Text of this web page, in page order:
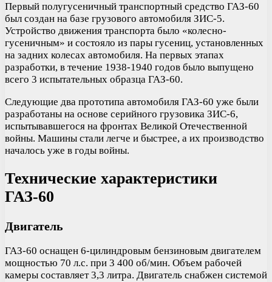
Первый полугусеничный транспортный средство ГАЗ-60
был создан на базе грузового автомобиля ЗИС-5.
Устройство движения транспорта было «колесно-
гусеничным» и состояло из пары гусениц, установленных
на задних колесах автомобиля. На первых этапах
разработки, в течение 1938-1940 годов было выпущено
всего 3 испытательных образца ГАЗ-60.
Следующие два прототипа автомобиля ГАЗ-60 уже были
разработаны на основе серийного грузовика ЗИС-6,
испытывавшегося на фронтах Великой Отечественной
войны. Машины стали легче и быстрее, а их производство
началось уже в годы войны.
Технические характеристики
ГАЗ-60
Двигатель
ГАЗ-60 оснащен 6-цилиндровым бензиновым двигателем
мощностью 70 л.с. при 3 400 об/мин. Объем рабочей
камеры составляет 3,3 литра. Двигатель снабжен системой